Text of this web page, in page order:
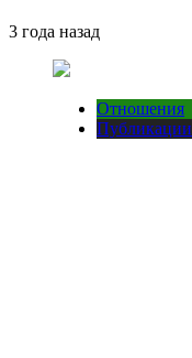
3 года назад
Отношения
Публикации